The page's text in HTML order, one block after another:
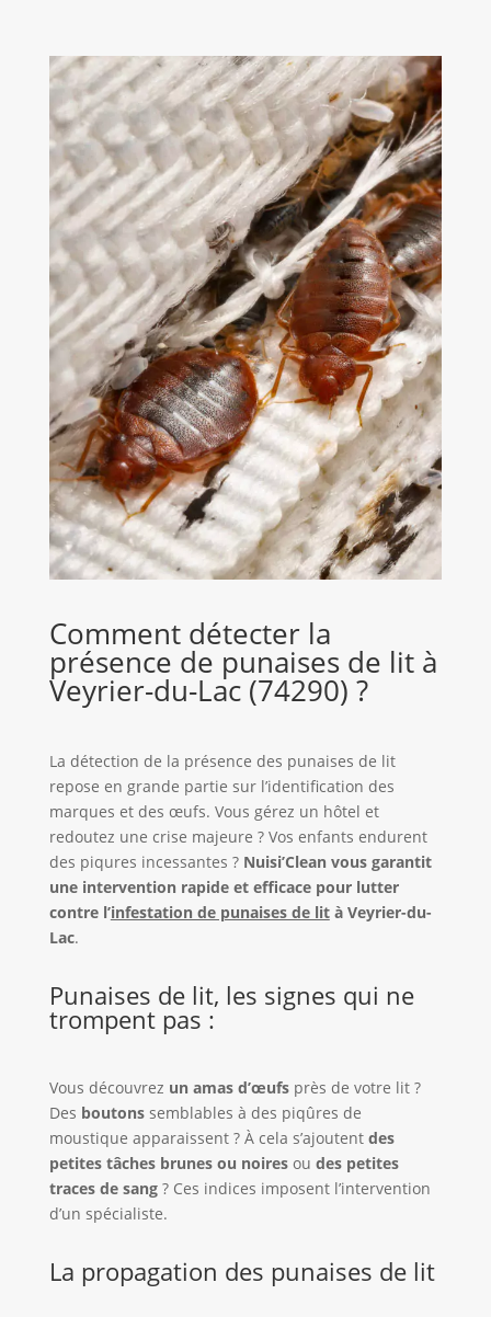
Comment détecter la
présence de punaises de lit à
Veyrier-du-Lac (74290) ?
La détection de la présence des punaises de lit
repose en grande partie sur l’identification des
marques et des œufs. Vous gérez un hôtel et
redoutez une crise majeure ? Vos enfants endurent
des piqures incessantes ? Nuisi’Clean vous garantit
une intervention rapide et efficace pour lutter
contre l’infestation de punaises de lità Veyrier-du-
Lac.
Punaises de lit, les signes qui ne
trompent pas :
Vous découvrez un amas d’œufsprès de votre lit ?
Des boutonssemblables à des piqûres de
moustique apparaissent ? À cela s’ajoutent des
petites tâches brunes ou noiresou des petites
traces de sang? Ces indices imposent l’intervention
d’un spécialiste.
La propagation des punaises de lit